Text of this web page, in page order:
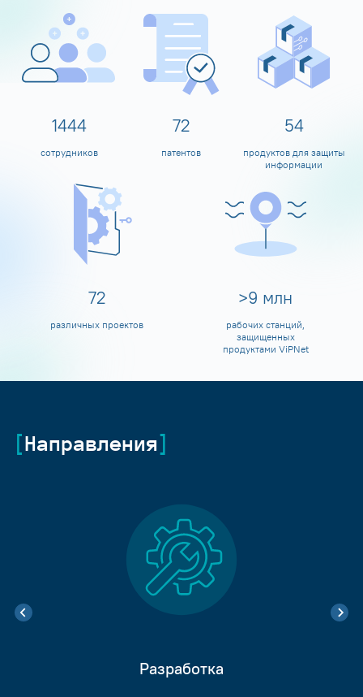
1595
сотрудников
80
патентов
60
продуктов для защиты
информации
80
различных проектов
>10 млн
рабочих станций,
защищенных
продуктами ViPNet
Направления
Разработка